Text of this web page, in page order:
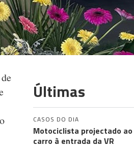
Últimas
CASOS DO DIA
Motociclista projectado
carro à entrada da VR